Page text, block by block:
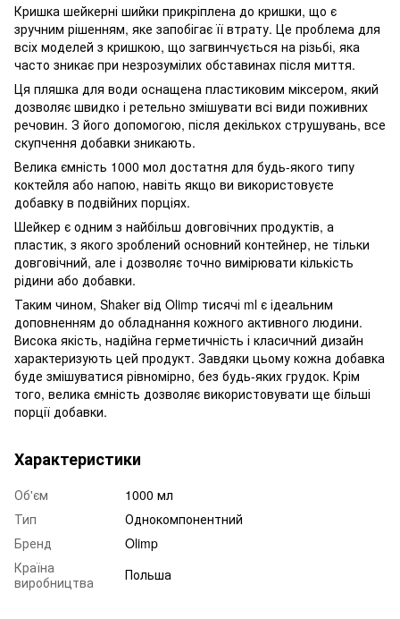
Кришка шейкерні шийки прикріплена до кришки, що є
зручним рішенням, яке запобігає її втрату. Це проблема для
всіх моделей з кришкою, що загвинчується на різьбі, яка
часто зникає при незрозумілих обставинах після миття.
Ця пляшка для води оснащена пластиковим міксером, який
дозволяє швидко і ретельно змішувати всі види поживних
речовин. З його допомогою, після декількох струшувань, все
скупчення добавки зникають.
Велика ємність 1000 мол достатня для будь-якого типу
коктейля або напою, навіть якщо ви використовуєте
добавку в подвійних порціях.
Шейкер є одним з найбільш довговічних продуктів, а
пластик, з якого зроблений основний контейнер, не тільки
довговічний, але і дозволяє точно вимірювати кількість
рідини або добавки.
Таким чином, Shaker від Olimp тисячі ml є ідеальним
доповненням до обладнання кожного активного людини.
Висока якість, надійна герметичність і класичний дизайн
характеризують цей продукт. Завдяки цьому кожна добавка
буде змішуватися рівномірно, без будь-яких грудок. Крім
того, велика ємність дозволяє використовувати ще більші
порції добавки.
Характеристики
Об'єм
1000 мл
Тип
Однокомпонентний
Бренд
Olimp
Країна
виробництва
Польша